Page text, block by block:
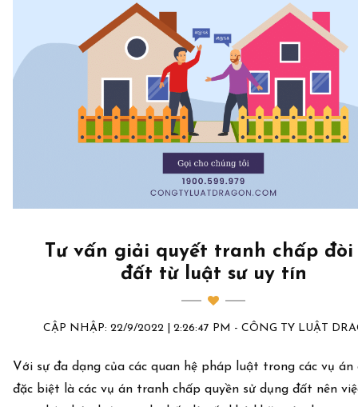
Tư vấn giải quyết tranh chấp
đất từ luật sư uy tín
CẬP NHẬP: 22/9/2022 | 2:26:47 PM - CÔNG TY LUẬT
Với sự đa dạng của các quan hệ pháp luật trong các vụ án
đặc biệt là các vụ án tranh chấp quyền sử dụng đất nên